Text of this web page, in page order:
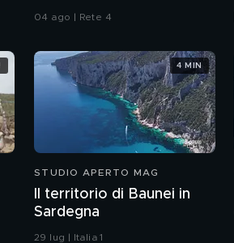
Albertini, Clarence
04 ago | Rete 4
STUDIO APERTO MAG
Il territorio di Baunei in
Sardegna
29 lug | Italia 1
4 MIN